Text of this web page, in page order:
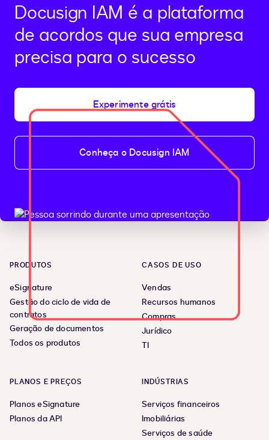
Docusign IAM é a plataforma
de acordos que sua empresa
precisa para o sucesso
Experimente grátis
Conheça o Docusign IAM
PRODUTOS
eSignature
Gestão do ciclo de vida de
contratos
Geração de documentos
Todos os produtos
CASOS DE USO
Vendas
Recursos humanos
Compras
Jurídico
TI
PLANOS E PREÇOS
Planos eSignature
Planos da API
INDÚSTRIAS
Serviços financeiros
Imobiliárias
Serviços de saúde